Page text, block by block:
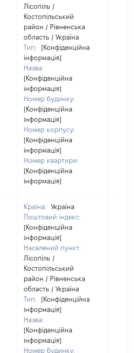
Лісопіль /
Костопільський
район / Рівненська
область / Україна
Тип:
[Конфіденційна
інформація]
Назва:
[Конфіденційна
інформація]
Номер будинку:
[Конфіденційна
інформація]
Номер корпусу:
[Конфіденційна
інформація]
Номер квартири:
[Конфіденційна
інформація]
Країна:
Україна
Поштовий індекс:
[Конфіденційна
інформація]
Населений пункт:
Лісопіль /
Костопільський
район / Рівненська
область / Україна
Тип:
[Конфіденційна
інформація]
Назва:
[Конфіденційна
інформація]
Номер будинку: